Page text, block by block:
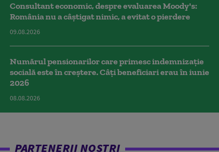
Consultant economic, despre evaluarea Moody's:
România nu a câştigat nimic, a evitat o pierdere
09.08.2026
Numărul pensionarilor care primesc indemnizaţie
socială este în creștere. Câți beneficiari erau în iunie
2026
08.08.2026
PARTENERII NOȘTRI